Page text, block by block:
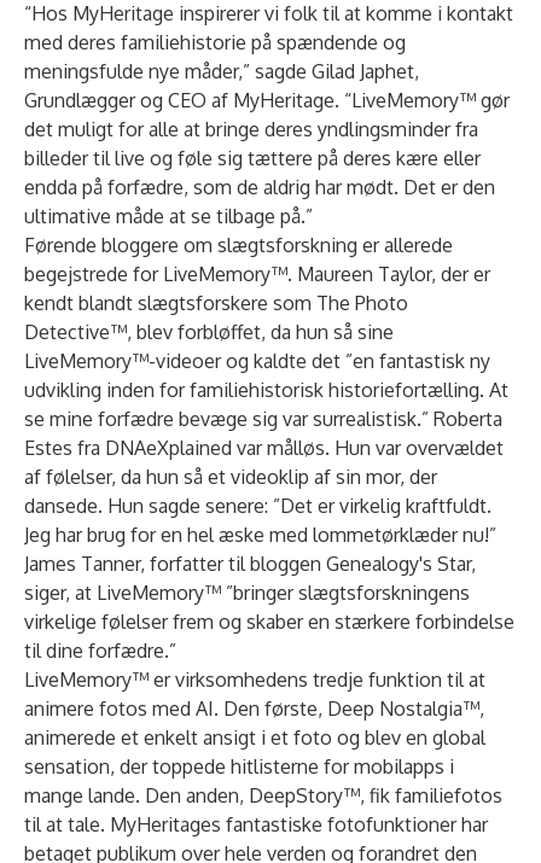
“Hos MyHeritage inspirerer vi folk til at komme i kontakt
med deres familiehistorie på spændende og
meningsfulde nye måder,” sagde Gilad Japhet,
Grundlægger og CEO af MyHeritage. “LiveMemory™ gør
det muligt for alle at bringe deres yndlingsminder fra
billeder til live og føle sig tættere på deres kære eller
endda på forfædre, som de aldrig har mødt. Det er den
ultimative måde at se tilbage på.”
Førende bloggere om slægtsforskning er allerede
begejstrede for LiveMemory™. Maureen Taylor, der er
kendt blandt slægtsforskere som The Photo
Detective™, blev forbløffet, da hun så sine
LiveMemory™-videoer og kaldte det ”en fantastisk ny
udvikling inden for familiehistorisk historiefortælling. At
se mine forfædre bevæge sig var surrealistisk.” Roberta
Estes fra DNAeXplained var målløs. Hun var overvældet
af følelser, da hun så et videoklip af sin mor, der
dansede. Hun sagde senere: ”Det er virkelig kraftfuldt.
Jeg har brug for en hel æske med lommetørklæder nu!”
James Tanner, forfatter til bloggen Genealogy's Star,
siger, at LiveMemory™ ”bringer slægtsforskningens
virkelige følelser frem og skaber en stærkere forbindelse
til dine forfædre.”
LiveMemory™ er virksomhedens tredje funktion til at
animere fotos med AI. Den første, Deep Nostalgia™,
animerede et enkelt ansigt i et foto og blev en global
sensation, der toppede hitlisterne for mobilapps i
mange lande. Den anden, DeepStory™, fik familiefotos
til at tale. MyHeritages fantastiske fotofunktioner har
betaget publikum over hele verden og forandret den